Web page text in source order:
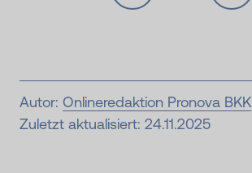
Autor: Onlineredaktion Pronova BKK
Zuletzt aktualisiert: 24.11.2025